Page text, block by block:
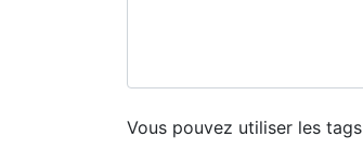
Vous pouvez utiliser les tags